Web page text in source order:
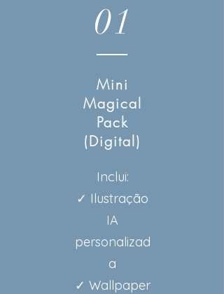
01
Mini
Magical
Pack
(Digital)
Inclui:
✓ Ilustração
IA
personalizad
a
✓ Wallpaper